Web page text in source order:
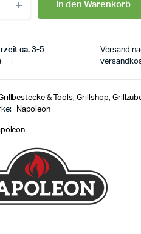
In den Warenkorb
ca. 3-5
Versand
& Tools, Grillshop,
Napoleon